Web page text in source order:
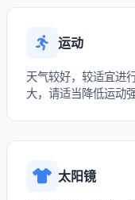
运动
天气较好，较适宜进
大，请适当降低运动
太阳镜